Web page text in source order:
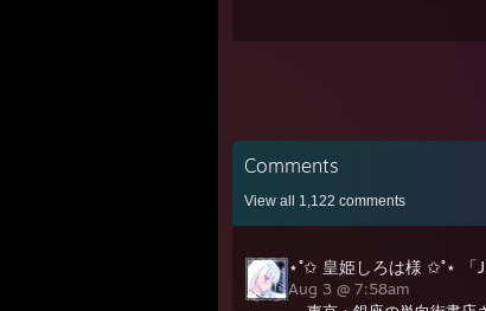
Comments
View all 1,122 comments
⋆˚✩ 皇姫しろは様 ✩˚⋆ 「
Aug 3 @ 7:58am